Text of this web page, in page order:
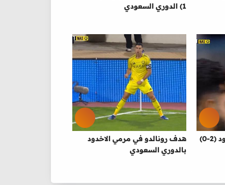
1) الدوري السعودي
اهداف مباراة النصر والاخدود (2-0)
هدف رونالدو في مرمي الاخدود
بالدوري السعودي